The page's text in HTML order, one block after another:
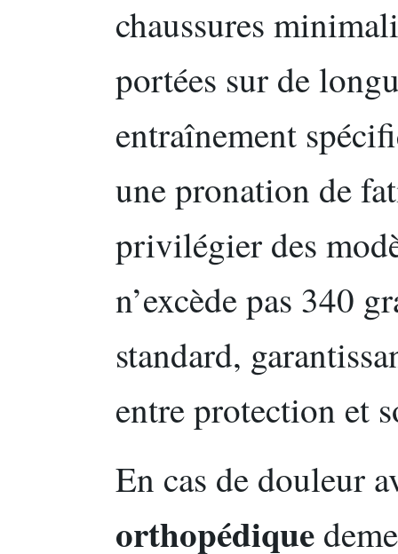
chaussures
portées sur de
entraînement
une pronation de
privilégier des
n’excède pas 340
standard,
entre protection et
En cas de douleur
orthopédique